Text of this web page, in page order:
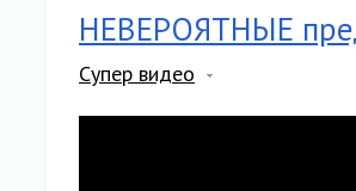
НЕВЕРОЯТНЫЕ
Супер видео